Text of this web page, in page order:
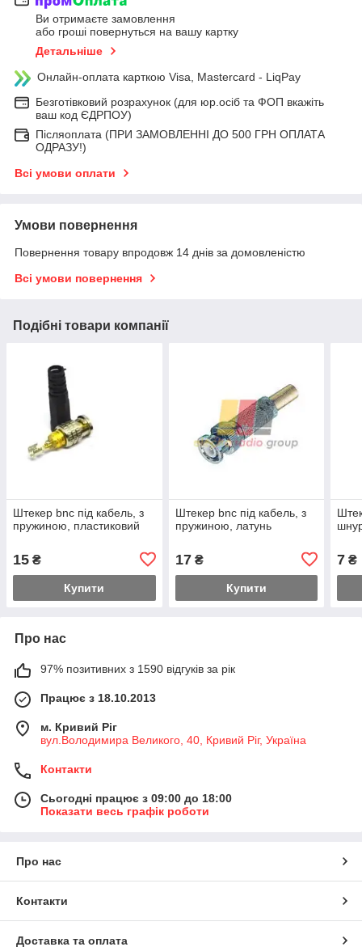
Ви отримаєте замовлення
або гроші повернуться на вашу картку
Детальніше
Онлайн-оплата карткою Visa, Mastercard - LiqPay
Безготівковий розрахунок (для юр.осіб та ФОП вкажіть
ваш код ЄДРПОУ)
Післяоплата (ПРИ ЗАМОВЛЕННІ ДО 500 ГРН ОПЛАТА
ОДРАЗУ!)
Всі умови оплати
Умови повернення
Повернення товару впродовж 14 днів за домовленістю
Всі умови повернення
Подібні товари компанії
Штекер bnc під кабель, з
пружиною, пластиковий
15 ₴
Купити
Штекер bnc під кабель, з
пружиною, латунь
17₴
Купити
7 ₴
Про нас
97% позитивних з 1590 відгуків за рік
Працює з 18.10.2013
м. Кривий Ріг
вул.Володимира Великого, 40, Кривий Ріг, Україна
Контакти
Сьогодні працює з 09:00 до 18:00
Показати весь графік роботи
Про нас
Контакти
Доставка та оплата